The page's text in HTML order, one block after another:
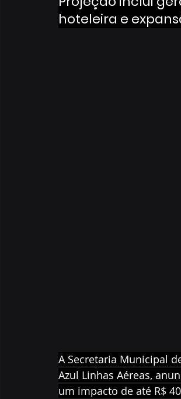
hoteleira e
A Secretaria Municipal
Azul Linhas Aéreas,
um impacto de até R$